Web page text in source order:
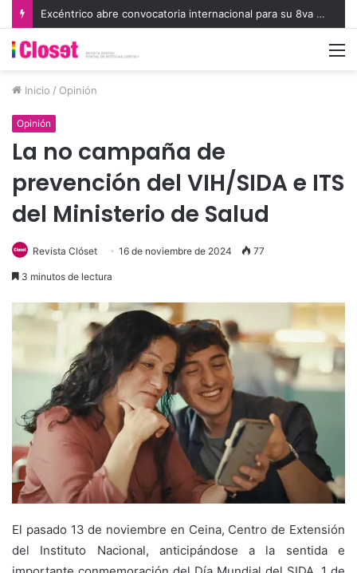
Excéntrico abre convocatoria internacional para su 8va edición e invita a exhibir nuevas miradas
Inicio / Opinión
Opinión
La no campaña de
prevención del VIH/SIDA e ITS
del Ministerio de Salud
Revista Clóset 16 de noviembre de 2024 77
3 minutos de lectura
El pasado 13 de noviembre en Ceina, Centro de Extensión
del Instituto Nacional, anticipándose a la sentida e